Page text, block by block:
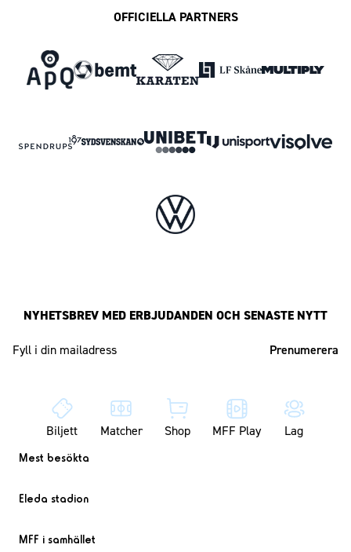
OFFICIELLA PARTNERS
NYHETSBREV MED ERBJUDANDEN OCH SENASTE NYTT
Biljett Matcher Shop MFF Play Lag
Mest besökta
Eleda stadion
MFF i samhället